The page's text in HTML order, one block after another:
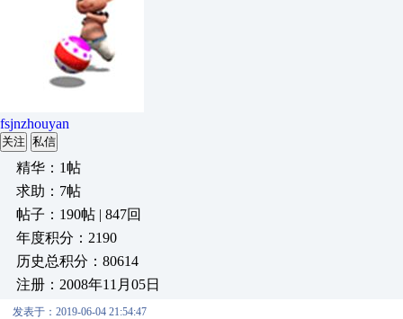
fsjnzhouyan
关注 私信
精华：1帖
求助：7帖
帖子：190帖 | 847回
年度积分：2190
历史总积分：80614
注册：2008年11月05日
发表于：2019-06-04 21:54:47